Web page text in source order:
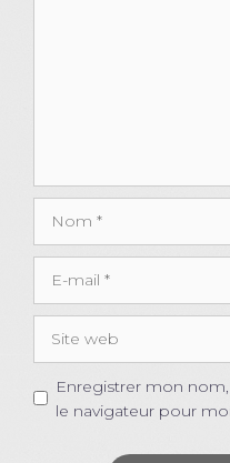
mail
web
Enregistrer mon
le navigateur pour